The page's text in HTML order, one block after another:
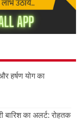
हर्षण योग का
बारिश का अलर्ट: रोहतक